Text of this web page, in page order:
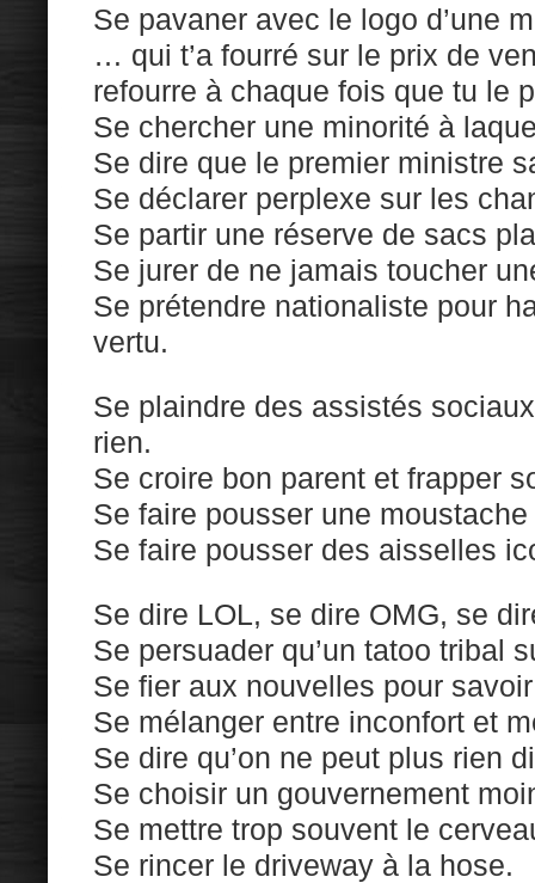
Se pavaner avec le logo d’une
… qui t’a fourré sur le prix de
refourre à chaque fois que tu le
Se chercher une minorité à
Se dire que le premier ministre
Se déclarer perplexe sur les
Se partir une réserve de sacs
Se jurer de ne jamais toucher
Se prétendre nationaliste pour
vertu.
Se plaindre des assistés
rien.
Se croire bon parent et frapper
Se faire pousser une
Se faire pousser des aisselles
Se dire LOL, se dire OMG, se
Se persuader qu’un tatoo tribal
Se fier aux nouvelles pour
Se mélanger entre inconfort et
Se dire qu’on ne peut plus rien
Se choisir un gouvernement
Se mettre trop souvent le
Se rincer le driveway à la hose.